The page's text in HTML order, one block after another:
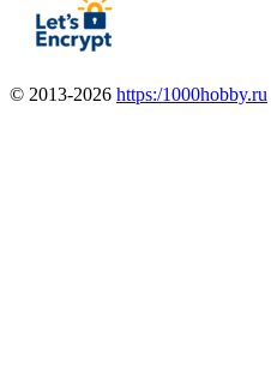
© 2013-2026 https:/1000hobby.ru